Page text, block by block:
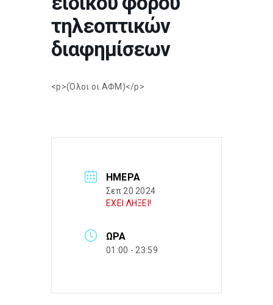
τηλεοπτικών
διαφημίσεων
<p>(Όλοι οι ΑΦΜ)</p>
ΗΜΈΡΑ
Σεπ 20 2024
ΕΧΕΙ ΛΗΞΕΙ!
ΏΡΑ
01:00 - 23:59